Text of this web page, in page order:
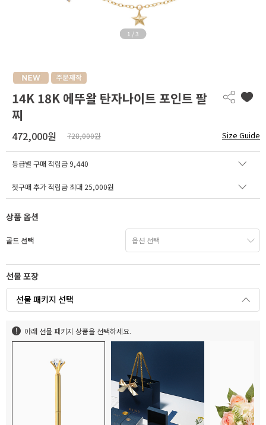
1 / 3
14K 18K 에뚜왈 탄자나이트 포인트 팔
찌
472,000원 728,000원 Size Guide
등급별 구매 적립금 9,440
첫구매 추가 적립금 최대 25,000원
상품 옵션
골드 선택
선물 포장
선물 패키지 선택
아래 선물 패키지 상품을 선택하세요.